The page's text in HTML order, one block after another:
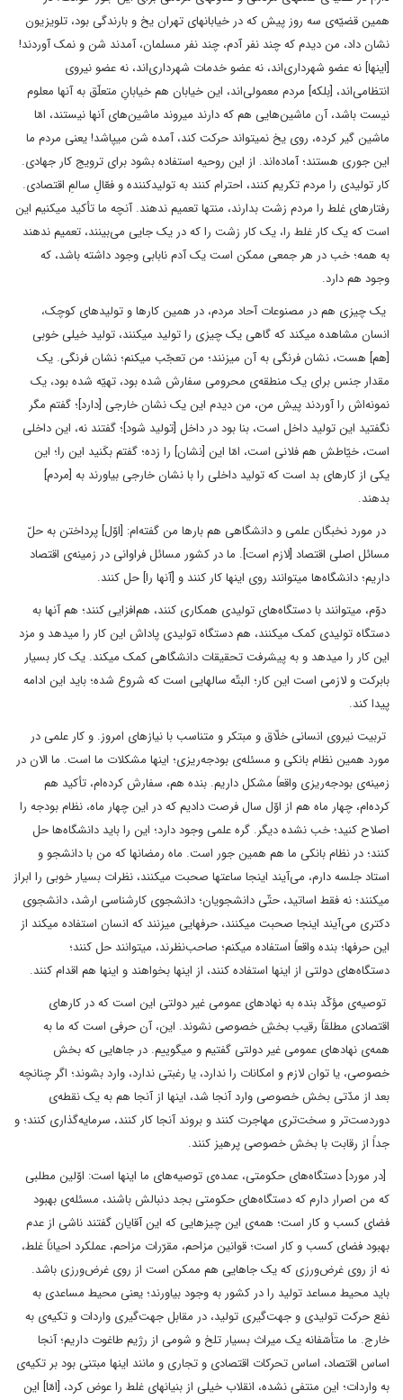
همین قضیّه‌ی سه روز پیش که در خیابانهای تهران یخ و بارندگی بود، تلویزیون
نشان داد، من دیدم که چند نفر آدم، چند نفر مسلمان، آمدند شن و نمک آوردند!
[اینها] نه عضو شهرداری‌اند، نه عضو خدمات شهرداری‌اند، نه عضو نیروی
انتظامی‌اند، [بلکه] مردم معمولی‌اند، این خیابان هم خیابانِ متعلّق به آنها معلوم
نیست باشد، آن ماشین‌هایی هم که دارند میروند ماشین‌های آنها نیستند، امّا
ماشین گیر کرده، روی یخ نمیتواند حرکت کند، آمده شن میپاشد! یعنی مردم ما
این جوری هستند؛ آماده‌اند. از این روحیه استفاده بشود برای ترویج کار جهادی.
کار تولیدی را مردم تکریم کنند، احترام کنند به تولیدکننده و فعّالِ سالمِ اقتصادی.
رفتارهای غلط را مردم زشت بدارند، منتها تعمیم ندهند. آنچه ما تأکید میکنیم این
است که یک کار غلط را، یک کار زشت را که در یک جایی می‌بینند، تعمیم ندهند
به همه؛ خب در هر جمعی ممکن است یک آدم نابابی وجود داشته باشد، که
وجود هم دارد.
یک چیزی هم در مصنوعات آحاد مردم، در همین کارها و تولیدهای کوچک،
انسان مشاهده میکند که گاهی یک چیزی را تولید میکنند، تولید خیلی خوبی
[هم] هست، نشان فرنگی به آن میزنند؛ من تعجّب میکنم؛ نشان فرنگی. یک
مقدار جنس برای یک منطقه‌ی محرومی سفارش شده بود، تهیّه شده بود، یک
نمونه‌اش را آوردند پیش من، من دیدم این یک نشان خارجی [دارد]؛ گفتم مگر
نگفتید این تولید داخل است، بنا بود در داخل [تولید شود]؛ گفتند نه، این داخلی
است، خیّاطش هم فلانی است، امّا این [نشان] را زده؛ گفتم بکَنید این را؛ این
یکی از کارهای بد است که تولید داخلی را با نشان خارجی بیاورند به [مردم]
بدهند.
در مورد نخبگان علمی و دانشگاهی هم بارها من گفته‌ام: [اوّل] پرداختن به حلّ
مسائل اصلی اقتصاد [لازم است]. ما در کشور مسائل فراوانی در زمینه‌ی اقتصاد
داریم؛ دانشگاه‌ها میتوانند روی اینها کار کنند و [آنها را] حل کنند.
دوّم،‌ میتوانند با دستگاه‌های تولیدی همکاری کنند، هم‌افزایی کنند؛ هم آنها به
دستگاه تولیدی کمک میکنند، هم دستگاه تولیدی پاداش این کار را میدهد و مزد
این کار را میدهد و به پیشرفت تحقیقات دانشگاهی کمک میکند. یک کار بسیار
بابرکت و لازمی است این کار؛ البتّه سالهایی است که شروع شده؛ باید این ادامه
پیدا کند.
تربیت نیروی انسانی خلّاق و مبتکر و متناسب با نیازهای امروز. و کار علمی در
مورد همین نظام بانکی و مسئله‌ی بودجه‌ریزی؛ اینها مشکلات ما است. ما الان در
زمینه‌ی بودجه‌ریزی واقعاً‌ مشکل داریم. بنده هم، سفارش کرده‌ام، تأکید هم
کرده‌ام، چهار ماه هم از اوّل سال فرصت دادیم که در این چهار ماه، نظام بودجه را
اصلاح کنید؛ خب ‌نشده دیگر. گره علمی وجود دارد؛ این را باید دانشگاه‌ها حل
کنند؛ در نظام بانکی ما هم همین ‌جور است. ماه رمضانها که من با دانشجو و
استاد جلسه دارم، می‌آیند اینجا ساعتها صحبت میکنند، نظرات بسیار خوبی را ابراز
میکنند؛ نه فقط اساتید، حتّی دانشجویان؛ دانشجوی کارشناسی ارشد،‌ دانشجوی
دکتری می‌آیند اینجا صحبت میکنند، حرفهایی میزنند که انسان استفاده میکند از
این حرفها؛ بنده واقعاً‌ استفاده میکنم؛ صاحب‌نظرند، میتوانند حل کنند؛
دستگاه‌های دولتی از اینها استفاده کنند، از اینها بخواهند و اینها هم اقدام کنند.
توصیه‌ی مؤکّد بنده به نهادهای عمومی غیر دولتی این است که در کارهای
اقتصادی مطلقاً رقیب بخشِ خصوصی نشوند. این، آن حرفی است که ما به
همه‌ی نهادهای عمومی غیر دولتی گفتیم و میگوییم. در جاهایی که بخش
خصوصی، یا توان لازم و امکانات را ندارد، یا رغبتی ندارد، وارد بشوند؛ اگر چنانچه
بعد از مدّتی بخش خصوصی وارد آنجا شد، اینها از آنجا هم به یک نقطه‌ی
دوردست‌تر و سخت‌تری مهاجرت کنند و بروند آنجا کار کنند، سرمایه‌گذاری کنند؛ و
جداً از رقابت با بخش خصوصی پرهیز کنند.
[در مورد] دستگاه‌های حکومتی، عمده‌ی توصیه‌های ما اینها است: اوّلین مطلبی
که من اصرار دارم که دستگاه‌های حکومتی بجد دنبالش باشند، مسئله‌ی بهبود
فضای کسب و کار است؛ همه‌ی این چیزهایی که این آقایان گفتند ناشی از عدم
بهبود فضای کسب و کار است؛ قوانین مزاحم، مقرّرات مزاحم، عملکرد احیاناً غلط‌‌،
نه از روی غرض‌ورزی که یک جاهایی هم ممکن است از روی غرض‌ورزی باشد.
باید محیط مساعد تولید را در کشور به وجود بیاورند؛ یعنی محیط مساعدی به
نفع حرکت تولیدی و جهت‌گیری تولید، در مقابل جهت‌گیری واردات و تکیه‌ی به
خارج. ما متأسّفانه یک میراث بسیار تلخ و شومی از رژیم طاغوت داریم؛ آنجا
اساس اقتصاد، اساس تحرکات اقتصادی و تجاری و مانند اینها مبتنی بود بر تکیه‌ی
به واردات؛ این منتفی نشده، انقلاب خیلی از بنیانهای غلط را عوض کرد، [امّا] این